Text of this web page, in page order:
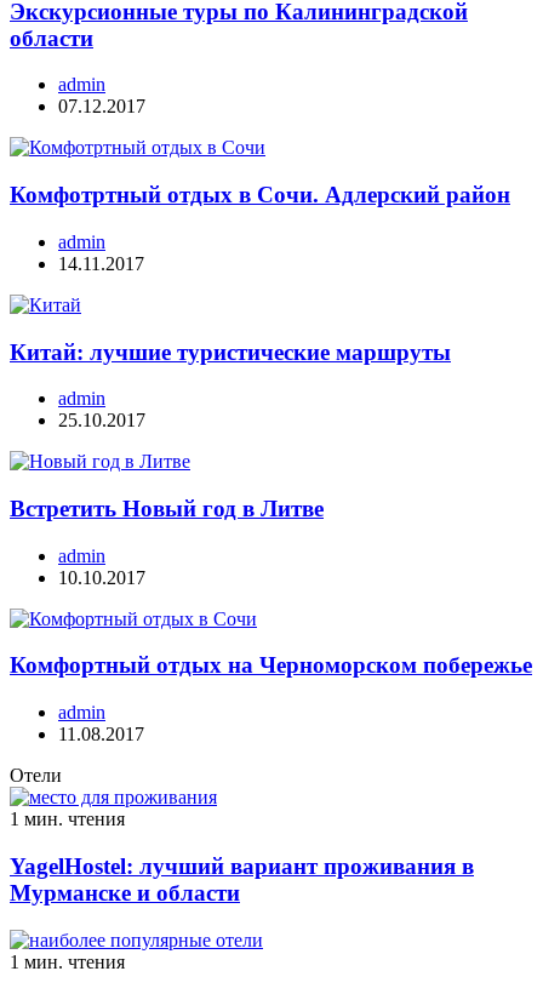
Экскурсионные туры по Калининградской
области
admin
07.12.2017
Комфотртный отдых в Сочи. Адлерский район
admin
14.11.2017
Китай: лучшие туристические маршруты
admin
25.10.2017
Встретить Новый год в Литве
admin
10.10.2017
Комфортный отдых на Черноморском побережье
admin
11.08.2017
Отели
1 мин. чтения
YagelHostel: лучший вариант проживания в
Мурманске и области
1 мин. чтения